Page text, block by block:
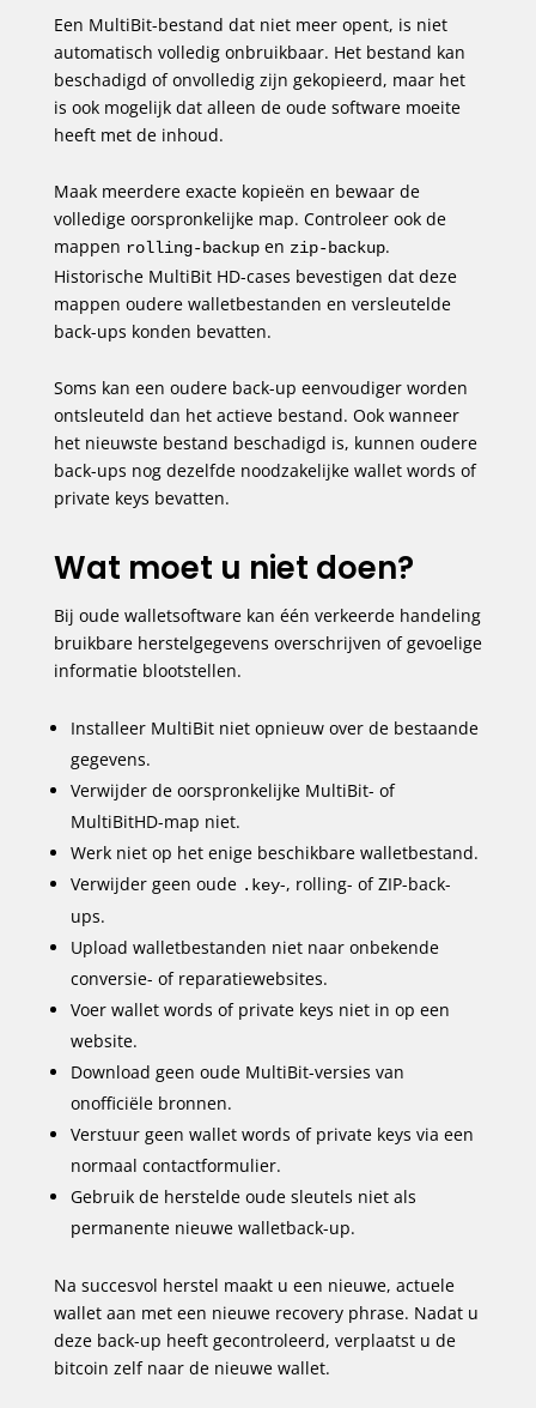
Een MultiBit-bestand dat niet meer opent, is niet
automatisch volledig onbruikbaar. Het bestand kan
beschadigd of onvolledig zijn gekopieerd, maar het
is ook mogelijk dat alleen de oude software moeite
heeft met de inhoud.
Maak meerdere exacte kopieën en bewaar de
volledige oorspronkelijke map. Controleer ook de
mappen rolling-backupen zip-backup.
Historische MultiBit HD-cases bevestigen dat deze
mappen oudere walletbestanden en versleutelde
back-ups konden bevatten.
Soms kan een oudere back-up eenvoudiger worden
ontsleuteld dan het actieve bestand. Ook wanneer
het nieuwste bestand beschadigd is, kunnen oudere
back-ups nog dezelfde noodzakelijke wallet words of
private keys bevatten.
Wat moet u niet doen?
Bij oude walletsoftware kan één verkeerde handeling
bruikbare herstelgegevens overschrijven of gevoelige
informatie blootstellen.
Installeer MultiBit niet opnieuw over de bestaande
gegevens.
Verwijder de oorspronkelijke MultiBit- of
MultiBitHD-map niet.
Werk niet op het enige beschikbare walletbestand.
Verwijder geen oude .key-, rolling- of ZIP-back-
ups.
Upload walletbestanden niet naar onbekende
conversie- of reparatiewebsites.
Voer wallet words of private keys niet in op een
website.
Download geen oude MultiBit-versies van
onofficiële bronnen.
Verstuur geen wallet words of private keys via een
normaal contactformulier.
Gebruik de herstelde oude sleutels niet als
permanente nieuwe walletback-up.
Na succesvol herstel maakt u een nieuwe, actuele
wallet aan met een nieuwe recovery phrase. Nadat u
deze back-up heeft gecontroleerd, verplaatst u de
bitcoin zelf naar de nieuwe wallet.